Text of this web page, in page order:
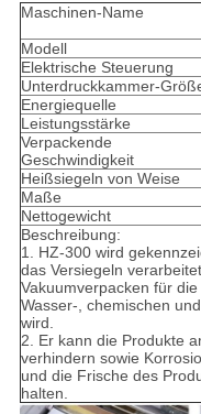
Maschinen-Name
Modell
Elektrische Steuerung
Unterdruckkammer-
Energiequelle
Leistungsstärke
Verpackende
Geschwindigkeit
Heißsiegeln von Weise
Maße
Nettogewicht
Beschreibung:
1. HZ-300 wird
das Versiegeln
Vakuumverpacken für
Wasser-, chemischen
wird.
2. Er kann die Produkte
verhindern sowie
und die Frische des
halten.